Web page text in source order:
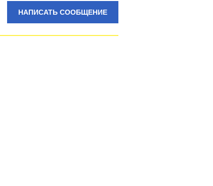
НАПИСАТЬ СООБЩЕНИЕ